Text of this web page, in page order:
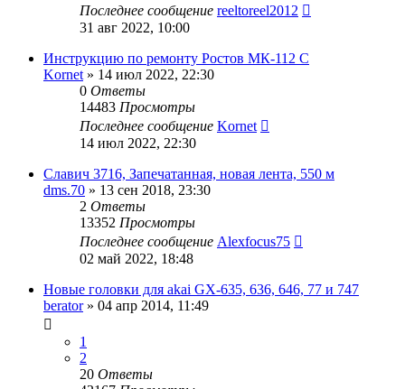
Последнее сообщение reeltoreel2012
31 авг 2022, 10:00
Инструкцию по ремонту Ростов МК-112 С
Kornet » 14 июл 2022, 22:30
0 Ответы
14483 Просмотры
Последнее сообщение Kornet
14 июл 2022, 22:30
Славич 3716, Запечатанная, новая лента, 550 м
dms.70 » 13 сен 2018, 23:30
2 Ответы
13352 Просмотры
Последнее сообщение Alexfocus75
02 май 2022, 18:48
Новые головки для akai GX-635, 636, 646, 77 и 747
berator» 04 апр 2014, 11:49
1
2
20 Ответы